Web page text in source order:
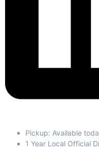
Pickup: Available
1 Year Local Official